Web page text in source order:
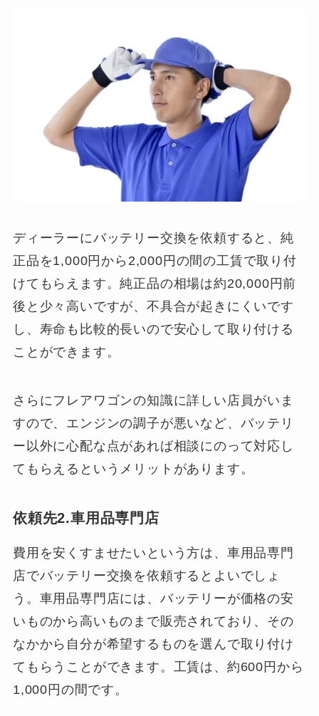
ディーラーにバッテリー交換を依頼すると、純
正品を1,000円から2,000円の間の工賃で取り付
けてもらえます。純正品の相場は約20,000円前
後と少々高いですが、不具合が起きにくいです
し、寿命も比較的長いので安心して取り付ける
ことができます。
さらにフレアワゴンの知識に詳しい店員がいま
すので、エンジンの調子が悪いなど、バッテリ
ー以外に心配な点があれば相談にのって対応し
てもらえるというメリットがあります。
依頼先2.車用品専門店
費用を安くすませたいという方は、車用品専門
店でバッテリー交換を依頼するとよいでしょ
う。車用品専門店には、バッテリーが価格の安
いものから高いものまで販売されており、その
なかから自分が希望するものを選んで取り付け
てもらうことができます。工賃は、約600円から
1,000円の間です。